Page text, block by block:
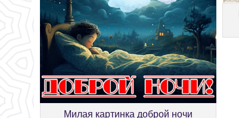
Милая картинка доброй ночи